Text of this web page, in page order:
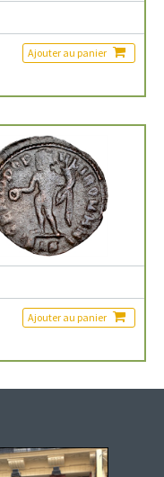
Ajouter au panier
Ajouter au panier